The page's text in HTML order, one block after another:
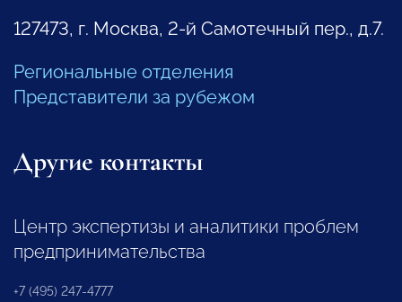
127473, г. Москва, 2-й Самотечный пер., д.7.
Региональные отделения
Представители за рубежом
Другие контакты
Центр экспертизы и аналитики проблем
предпринимательства
+7 (495) 247-4777